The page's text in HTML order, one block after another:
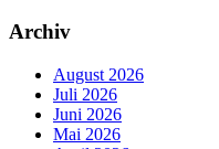
Archiv
August 2026
Juli 2026
Juni 2026
Mai 2026